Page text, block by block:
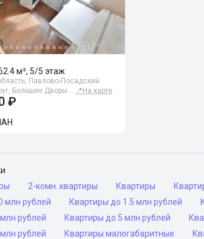
м², 5/5 этаж
Павлово-Посадский
Большие Дворы… 📍 На карте
₽
2-комн. квартиры Квартиры
млн рублей
Квартиры до 1.5 млн рублей
рублей
Квартиры до 5 млн рублей
рублей
Квартиры малогабаритные